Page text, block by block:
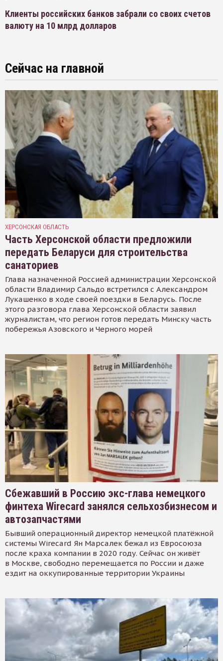
Клиенты российских банков забрали со своих счетов
валюту на 10 млрд долларов
Сейчас на главной
ХЕРСОНСКАЯ ОБЛАСТЬ
Часть Херсонской области предложили
передать Беларуси для строительства
санаториев
Глава назначенной Россией администрации Херсонской
области Владимир Сальдо встретился с Александром
Лукашенко в ходе своей поездки в Беларусь. После
этого разговора глава Херсонской области заявил
журналистам, что регион готов передать Минску часть
побережья Азовского и Черного морей
Сбежавший в Россию экс-глава немецкого
финтеха Wirecard занялся сельхозбизнесом и
автозапчастями
Бывший операционный директор немецкой платёжной
системы Wirecard Ян Марсалек бежал из Евросоюза
после краха компании в 2020 году. Сейчас он живёт
в Москве, свободно перемещается по России и даже
ездит на оккупированные территории Украины